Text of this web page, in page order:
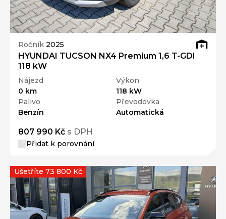
Ročník 2025
HYUNDAI TUCSON NX4 Premium 1,6 T-GDI
118 kW
Nájezd
0 km
Výkon
118 kW
Palivo
Benzín
Převodovka
Automatická
807 990 Kč s DPH
Přidat k porovnání
Ušetříte 73 800 Kč